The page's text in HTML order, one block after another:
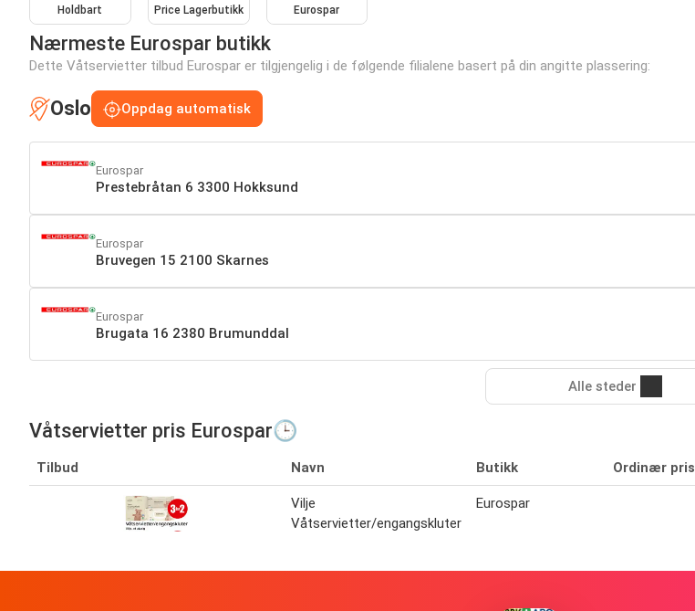
Holdbart Price Lagerbutikk Eurospar
Nærmeste Eurospar butikk
Dette Våtservietter tilbud Eurospar er tilgjengelig i de følgende filialene basert på din angitte plassering:
Oslo Oppdag automatisk
Eurospar
Prestebråtan 6 3300 Hokksund
Eurospar
Bruvegen 15 2100 Skarnes
Eurospar
Brugata 16 2380 Brumunddal
Alle steder
Våtservietter pris Eurospar🕒
Tilbud Navn Butikk Ordinær pris
Vilje
Våtservietter/engangskluter
Eurospar